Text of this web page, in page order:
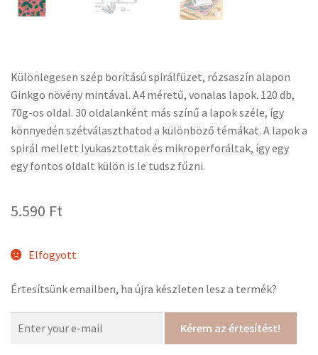
Különlegesen szép borítású spirálfüzet, rózsaszín alapon
Ginkgo növény mintával. A4 méretű, vonalas lapok. 120 db,
70g-os oldal. 30 oldalanként más színű a lapok széle, így
könnyedén szétválaszthatod a különböző témákat. A lapok a
spirál mellett lyukasztottak és mikroperforáltak, így egy
egy fontos oldalt külön is le tudsz fűzni.
5.590 Ft
Elfogyott
Értesítsünk emailben, ha újra készleten lesz a termék?
Kérem az értesítést!